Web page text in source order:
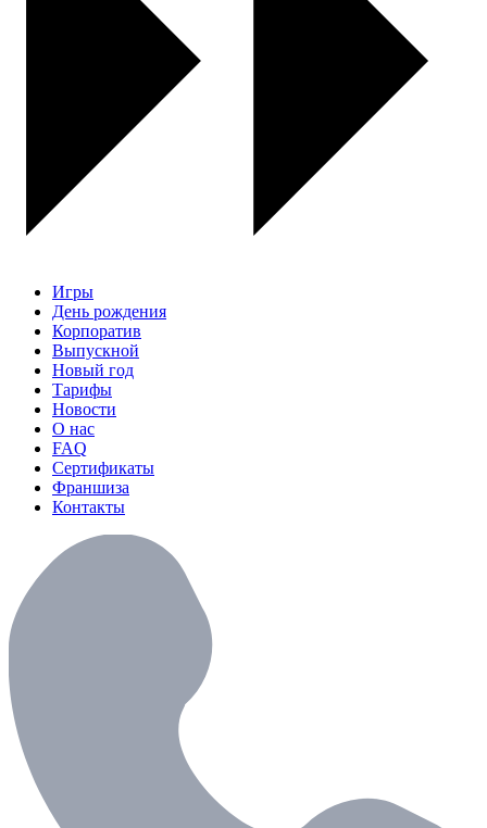
Игры
День рождения
Корпоратив
Выпускной
Новый год
Тарифы
Новости
О нас
FAQ
Сертификаты
Франшиза
Контакты